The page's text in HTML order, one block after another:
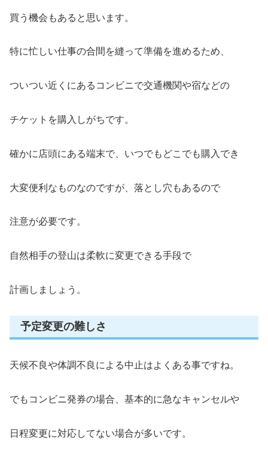
買う機会もあると思います。
特に忙しい仕事の合間を縫って準備を進めるため、
ついつい近くにあるコンビニで交通機関や宿などの
チケットを購入しがちです。
確かに店頭にある端末で、いつでもどこでも購入でき
大変便利なものなのですが、落とし穴もあるので
注意が必要です。
自然相手の登山は柔軟に変更できる手段で
計画しましょう。
予定変更の難しさ
天候不良や体調不良による中止はよくある事ですね。
でもコンビニ発券の場合、基本的に急なキャンセルや
日程変更に対応してない場合が多いです。